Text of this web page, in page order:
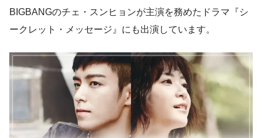
BIGBANGのチェ・スンヒョンが主演を務めたドラマ『シ
ークレット・メッセージ』にも出演しています。